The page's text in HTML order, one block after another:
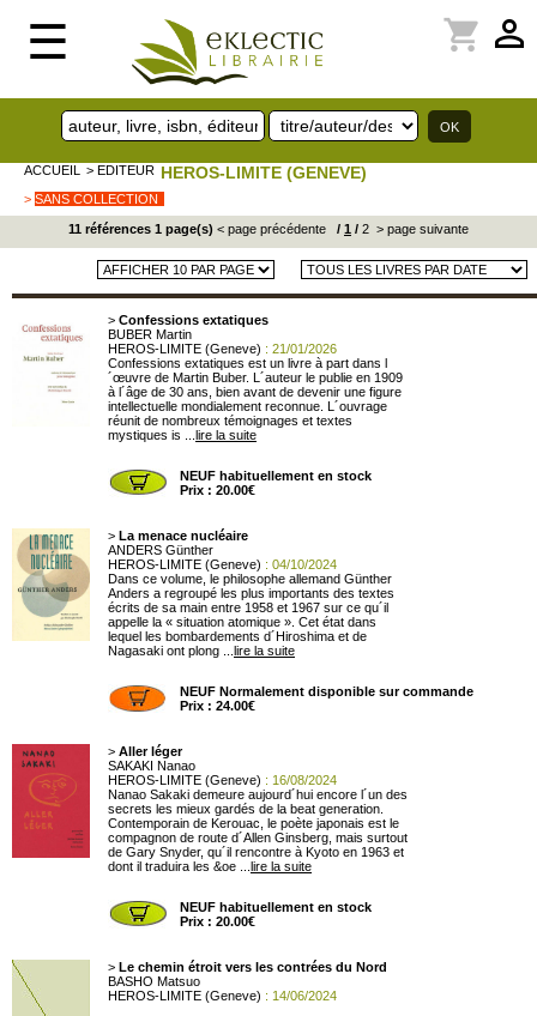
☰ perm_identity
shopping_cart
ACCUEIL > EDITEUR HEROS-LIMITE (GENEVE)
> SANS COLLECTION
11 références 1 page(s) < page précédente / 1 / 2 > page suivante
> Confessions extatiques
BUBER Martin
HEROS-LIMITE (Geneve) : 21/01/2026
Confessions extatiques est un livre à part dans l
´œuvre de Martin Buber. L´auteur le publie en 1909
à l´âge de 30 ans, bien avant de devenir une figure
intellectuelle mondialement reconnue. L´ouvrage
réunit de nombreux témoignages et textes
mystiques is ... lire la suite
NEUF habituellement en stock
Prix : 20.00€
> La menace nucléaire
ANDERS Günther
HEROS-LIMITE (Geneve) : 04/10/2024
Dans ce volume, le philosophe allemand Günther
Anders a regroupé les plus importants des textes
écrits de sa main entre 1958 et 1967 sur ce qu´il
appelle la « situation atomique ». Cet état dans
lequel les bombardements d´Hiroshima et de
Nagasaki ont plong ... lire la suite
NEUF Normalement disponible sur commande
Prix : 24.00€
> Aller léger
SAKAKI Nanao
HEROS-LIMITE (Geneve) : 16/08/2024
Nanao Sakaki demeure aujourd´hui encore l´un des
secrets les mieux gardés de la beat generation.
Contemporain de Kerouac, le poète japonais est le
compagnon de route d´Allen Ginsberg, mais surtout
de Gary Snyder, qu´il rencontre à Kyoto en 1963 et
dont il traduira les &oe ... lire la suite
NEUF habituellement en stock
Prix : 20.00€
> Le chemin étroit vers les contrées du Nord
BASHO Matsuo
HEROS-LIMITE (Geneve) : 14/06/2024